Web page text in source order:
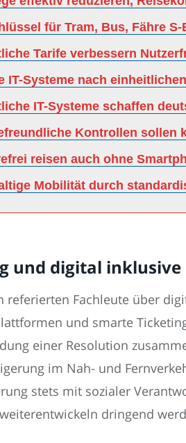
für Tram, Bus, Fähre
Tarife verbessern
IT-Systeme nach
IT-Systeme schaffen
Kontrollen sollen
reisen auch ohne
Mobilität durch
und digital
referierten Fachleute über
und smarte
einer Resolution
im Nah- und
stets mit sozialer
dringend